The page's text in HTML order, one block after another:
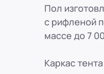
8 (800) 250-25-31 (вн. 153)
Пол
с рифленой
массе до 7
Каркас